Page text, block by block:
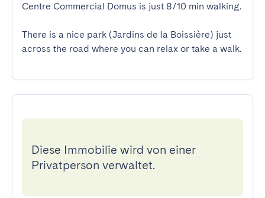
Centre Commercial Domus is just 8/10 min walking.
There is a nice park (Jardins de la Boissière) just
across the road where you can relax or take a walk.
Diese Immobilie wird von einer
Privatperson verwaltet.